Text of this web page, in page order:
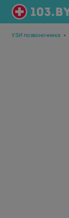
УЗИ позвоночника •